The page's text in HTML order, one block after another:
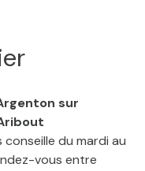
sur
du mardi au
vous entre